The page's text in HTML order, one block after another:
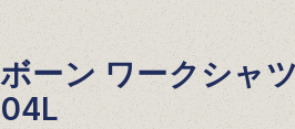
ーン ワークシャ